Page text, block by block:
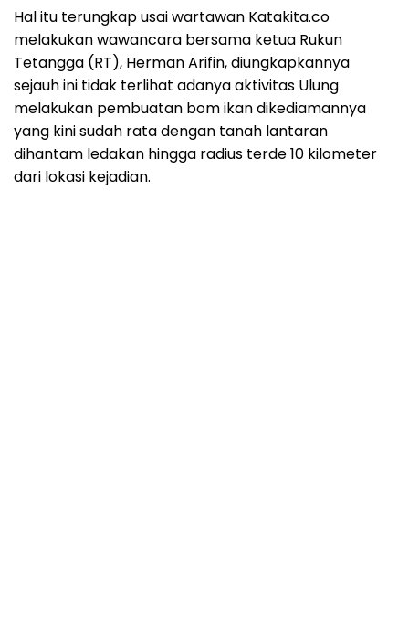
Hal itu terungkap usai wartawan Katakita.co
melakukan wawancara bersama ketua Rukun
Tetangga (RT), Herman Arifin, diungkapkannya
sejauh ini tidak terlihat adanya aktivitas Ulung
melakukan pembuatan bom ikan dikediamannya
yang kini sudah rata dengan tanah lantaran
dihantam ledakan hingga radius terde 10 kilometer
dari lokasi kejadian.